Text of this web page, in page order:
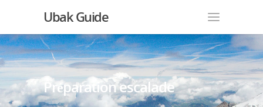
Ubak Guide
Préparation escalade